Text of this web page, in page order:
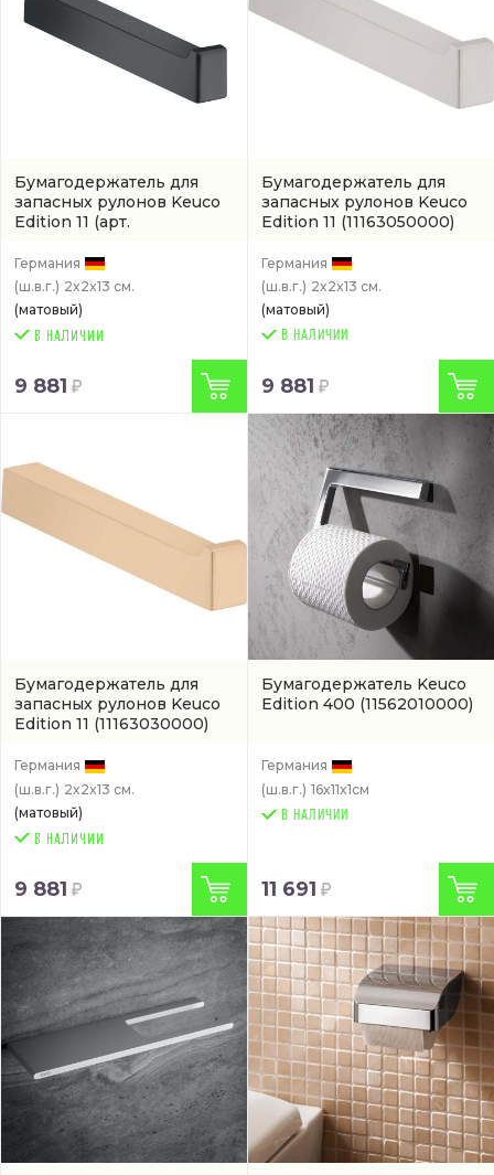
Бумагодержатель для
запасных рулонов Keuco
Edition 11 (арт.
Германия
(ш.в.г.) 2x2x13 см.
(матовый)
9 881
Бумагодержатель для
запасных рулонов Keuco
Edition 11 (11163050000)
Германия
(ш.в.г.) 2x2x13 см.
(матовый)
В НАЛИЧИИ
9 881
Бумагодержатель для
запасных рулонов Keuco
Edition 11 (11163030000)
Германия
(ш.в.г.) 2x2x13 см.
(матовый)
9 881
Бумагодержатель Keuco
Edition 400 (11562010000)
Германия
(ш.в.г.) 16x11x1см
В НАЛИЧИИ
11 691